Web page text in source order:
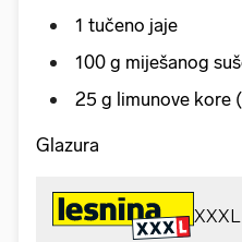
1 tučeno jaje
100 g miješanog
25 g limunove kore
Glazura